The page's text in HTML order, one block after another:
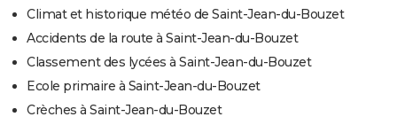
Climat et historique météo de Saint-Jean-du-Bouzet
Accidents de la route à Saint-Jean-du-Bouzet
Classement des lycées à Saint-Jean-du-Bouzet
Ecole primaire à Saint-Jean-du-Bouzet
Crèches à Saint-Jean-du-Bouzet